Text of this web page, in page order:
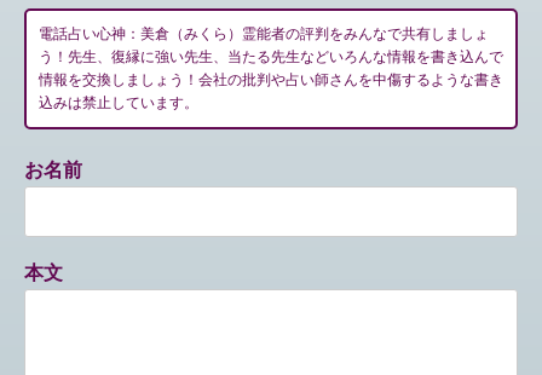
電話占い心神：美倉（みくら）霊能者の評判をみんなで共有しましょ
う！先生、復縁に強い先生、当たる先生などいろんな情報を書き込んで
情報を交換しましょう！会社の批判や占い師さんを中傷するような書き
込みは禁止しています。
お名前
本文